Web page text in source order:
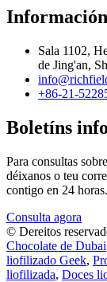
Sala 1102,
de Jing'an,
+86-21-
Boletíns
Para consultas
déixanos o teu
contigo en 24 horas.
Consulta agora
© Dereitos
Chocolate de Dubai
liofilizado Geek,
liofilizada, Doces